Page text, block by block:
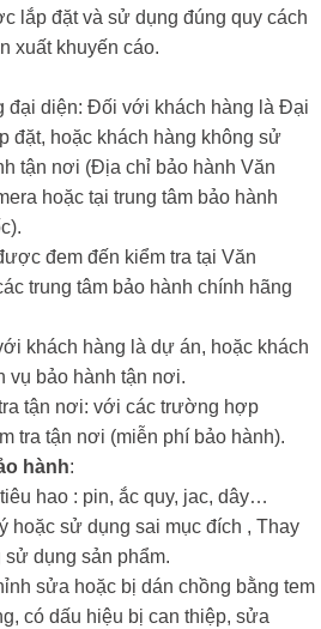
lắp đặt và sử dụng đúng quy cách
xuất khuyến cáo.
đại diện: Đối với khách hàng là Đại
đặt, hoặc khách hàng không sử
tận nơi (Địa chỉ bảo hành Văn
hoặc tại trung tâm bảo hành
đem đến kiểm tra tại Văn
trung tâm bảo hành chính hãng
khách hàng là dự án, hoặc khách
vụ bảo hành tận nơi.
tận nơi: với các trường hợp
tra tận nơi (miễn phí bảo hành).
hành:
hao : pin, ắc quy, jac, dây…
hoặc sử dụng sai mục đích , Thay
dụng sản phẩm.
sửa hoặc bị dán chồng bằng tem
có dấu hiệu bị can thiệp, sửa